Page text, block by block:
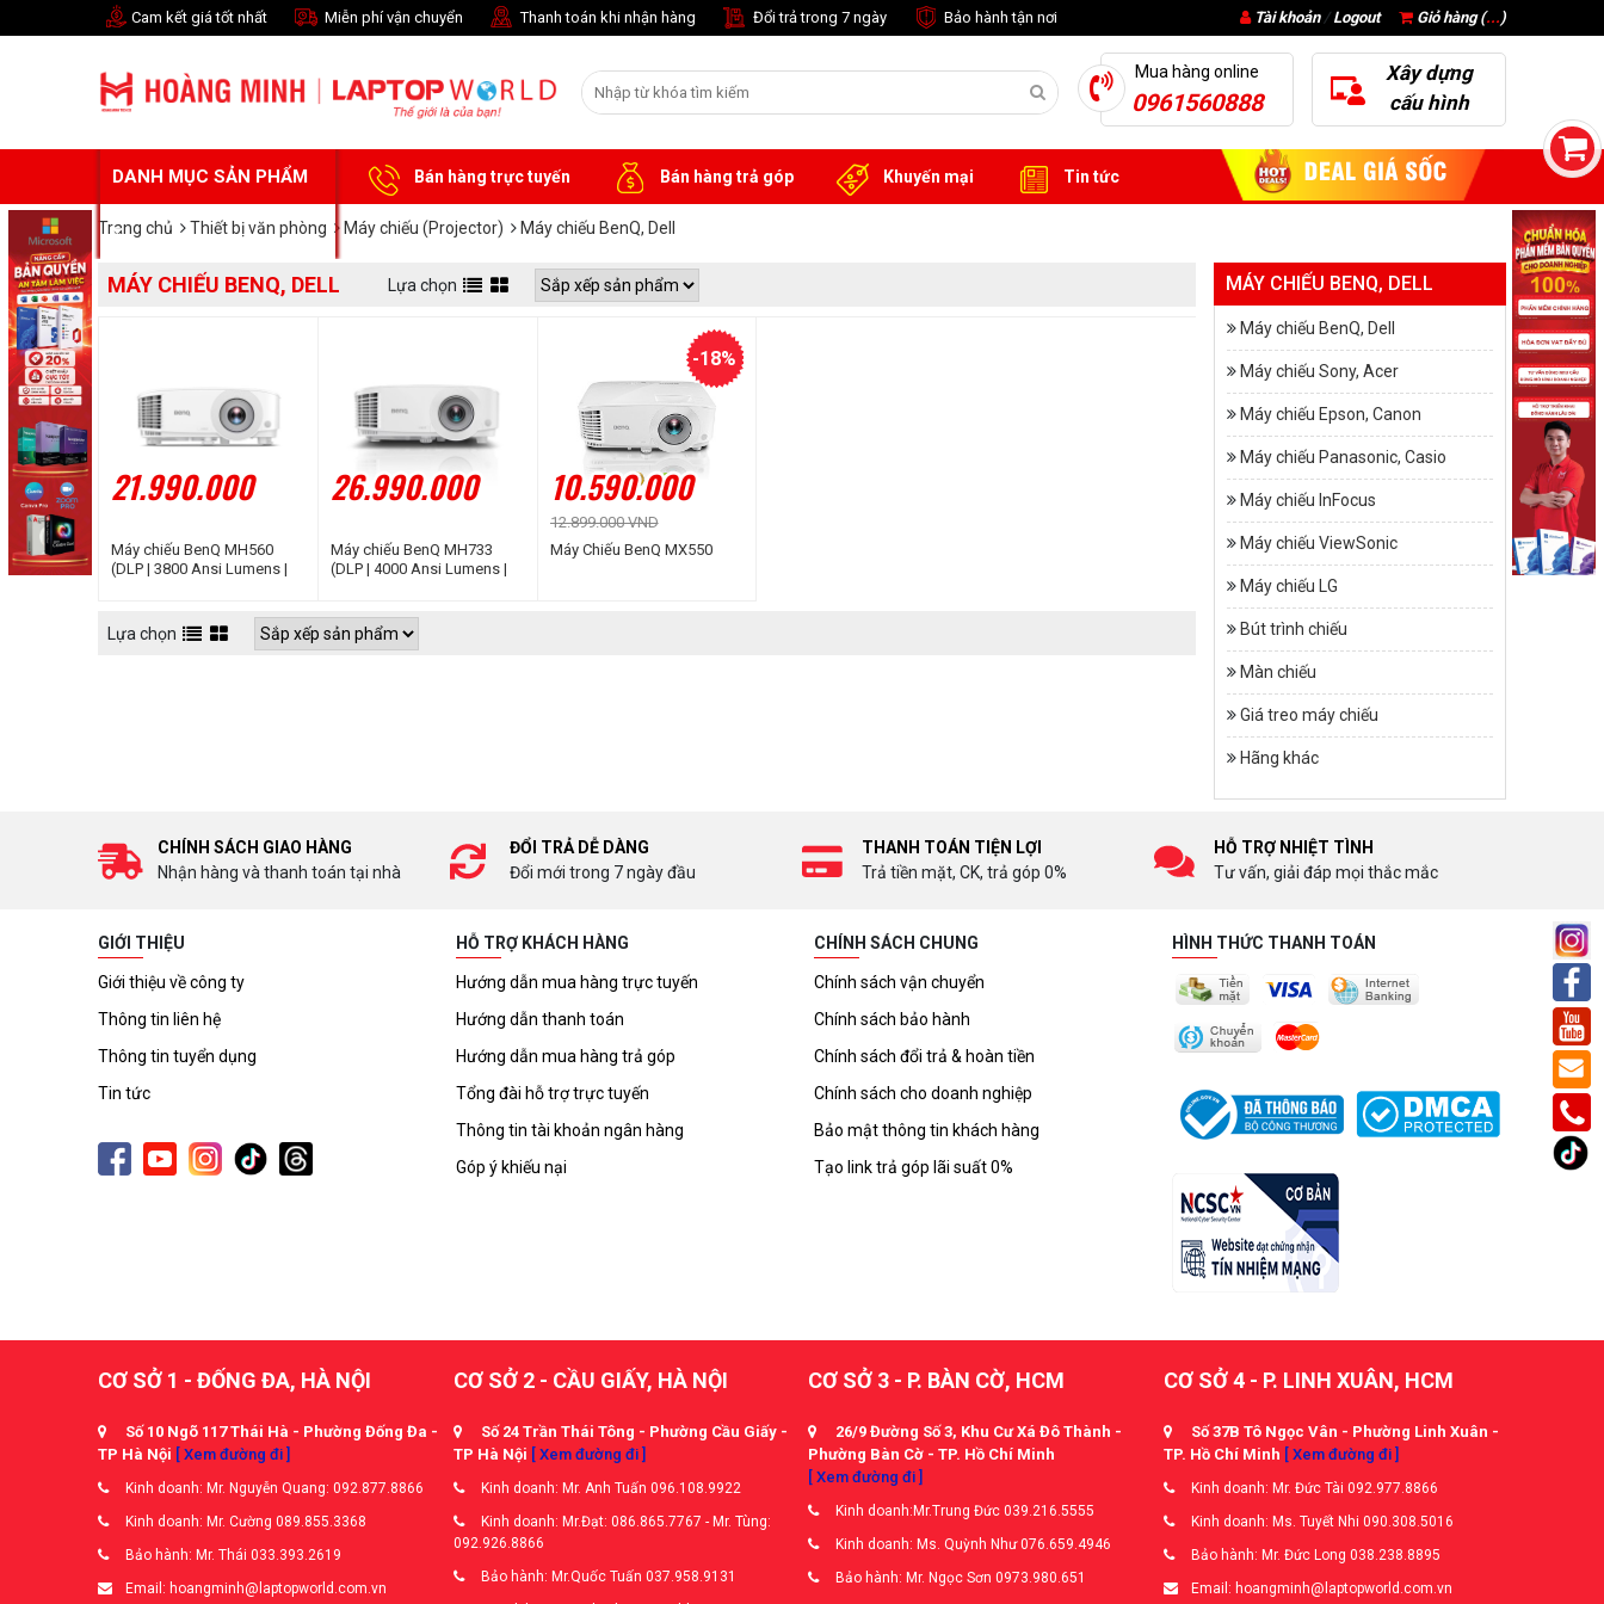
Cam kết giá tốt nhất Miễn phí vận chuyển Thanh toán khi nhận hàng Đổi trả trong 7 ngày Bảo hành tận nơi Giỏ hàng (...)
Tài khoản/ Logout
Mua hàng online
0961560888
Xây dựng
cấu hình
DANH MỤC SẢN PHẨM Bán hàng trực tuyến Bán hàng trả góp Khuyến mại Tin tức
Trang chủ Thiết bị văn phòng Máy chiếu (Projector) Máy chiếu BenQ, Dell
MÁY CHIẾU BENQ, DELL Lựa chọn
21.990.000
Máy chiếu BenQ MH560
(DLP | 3800 Ansi Lumens |
26.990.000
Máy chiếu BenQ MH733
(DLP | 4000 Ansi Lumens |
10.590.000
12.899.000 VND
-18%
Máy Chiếu BenQ MX550
Lựa chọn
MÁY CHIẾU BENQ, DELL
Máy chiếu BenQ, Dell
Máy chiếu Sony, Acer
Máy chiếu Epson, Canon
Máy chiếu Panasonic, Casio
Máy chiếu InFocus
Máy chiếu ViewSonic
Máy chiếu LG
Bút trình chiếu
Màn chiếu
Giá treo máy chiếu
Hãng khác
CHÍNH SÁCH GIAO HÀNG
Nhận hàng và thanh toán tại nhà
ĐỔI TRẢ DỄ DÀNG
Đổi mới trong 7 ngày đầu
THANH TOÁN TIỆN LỢI
Trả tiền mặt, CK, trả góp 0%
HỖ TRỢ NHIỆT TÌNH
Tư vấn, giải đáp mọi thắc mắc
GIỚI THIỆU
Giới thiệu về công ty
Thông tin liên hệ
Thông tin tuyển dụng
Tin tức
HỖ TRỢ KHÁCH HÀNG
Hướng dẫn mua hàng trực tuyến
Hướng dẫn thanh toán
Hướng dẫn mua hàng trả góp
Tổng đài hỗ trợ trực tuyến
Thông tin tài khoản ngân hàng
Góp ý khiếu nại
CHÍNH SÁCH CHUNG
Chính sách vận chuyển
Chính sách bảo hành
Chính sách đổi trả & hoàn tiền
Chính sách cho doanh nghiệp
Bảo mật thông tin khách hàng
Tạo link trả góp lãi suất 0%
HÌNH THỨC THANH TOÁN
CƠ SỞ 1 - ĐỐNG ĐA, HÀ NỘI
Số 10 Ngõ 117 Thái Hà - Phường Đống Đa -
TP Hà Nội [ Xem đường đi ]
Kinh doanh: Mr. Nguyễn Quang: 092.877.8866
Kinh doanh: Mr. Cường 089.855.3368
Bảo hành: Mr. Thái 033.393.2619
Email: hoangminh@laptopworld.com.vn
CƠ SỞ 2 - CẦU GIẤY, HÀ NỘI
Số 24 Trần Thái Tông - Phường Cầu Giấy -
TP Hà Nội [ Xem đường đi ]
Kinh doanh: Mr. Anh Tuấn 096.108.9922
Kinh doanh: Mr.Đạt: 086.865.7767 - Mr. Tùng:
092.926.8866
Bảo hành: Mr.Quốc Tuấn 037.958.9131
CƠ SỞ 3 - P. BÀN CỜ, HCM
26/9 Đường Số 3, Khu Cư Xá Đô Thành -
Phường Bàn Cờ - TP. Hồ Chí Minh
[ Xem đường đi ]
Kinh doanh:Mr.Trung Đức 039.216.5555
Kinh doanh: Ms. Quỳnh Như 076.659.4946
Bảo hành: Mr. Ngọc Sơn 0973.980.651
CƠ SỞ 4 - P. LINH XUÂN, HCM
Số 37B Tô Ngọc Vân - Phường Linh Xuân -
TP. Hồ Chí Minh [ Xem đường đi ]
Kinh doanh: Mr. Đức Tài 092.977.8866
Kinh doanh: Ms. Tuyết Nhi 090.308.5016
Bảo hành: Mr. Đức Long 038.238.8895
Email: hoangminh@laptopworld.com.vn